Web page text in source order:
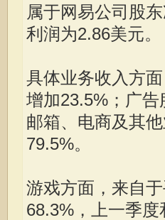
属于网易公司股
利润为2.86美元。
具体业务收入方
增加23.5%；广
邮箱、电商及其
79.5%。
游戏方面，来自
68.3%，上一季